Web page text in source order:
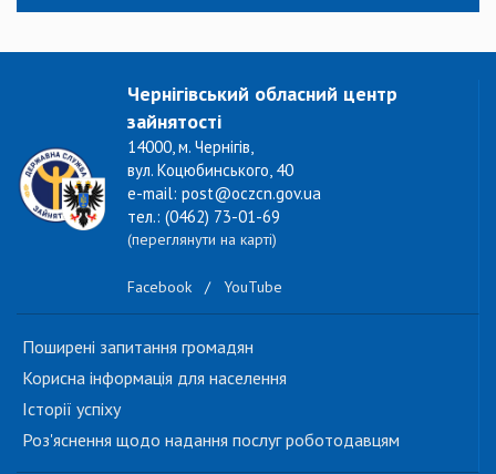
Чернігівський обласний центр
зайнятості
14000, м. Чернігів,
вул. Коцюбинського, 40
e-mail: post@oczcn.gov.ua
тел.: (0462) 73-01-69
(переглянути на карті)
Facebook / YouTube
Поширені запитання громадян
Корисна інформація для населення
Історії успіху
Роз'яснення щодо надання послуг роботодавцям